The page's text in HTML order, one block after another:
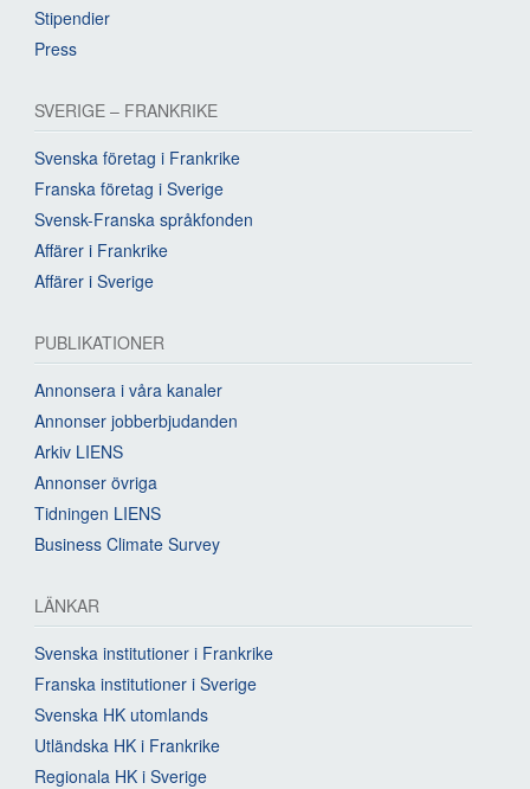
Stipendier
Press
SVERIGE – FRANKRIKE
Svenska företag i Frankrike
Franska företag i Sverige
Svensk-Franska språkfonden
Affärer i Frankrike
Affärer i Sverige
PUBLIKATIONER
Annonsera i våra kanaler
Annonser jobberbjudanden
Arkiv LIENS
Annonser övriga
Tidningen LIENS
Business Climate Survey
LÄNKAR
Svenska institutioner i Frankrike
Franska institutioner i Sverige
Svenska HK utomlands
Utländska HK i Frankrike
Regionala HK i Sverige